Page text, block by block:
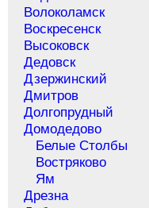
Волоколамск
Воскресенск
Высоковск
Дедовск
Дзержинский
Дмитров
Долгопрудный
Домодедово
Белые Столбы
Востряково
Ям
Дрезна